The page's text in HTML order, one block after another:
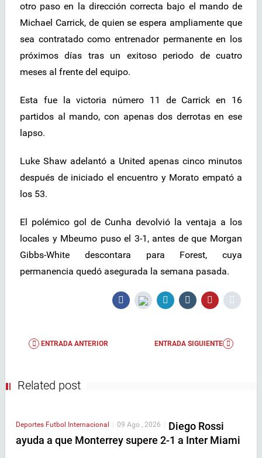
otro paso en la dirección correcta bajo el mando de
Michael Carrick, de quien se espera ampliamente que
sea contratado como entrenador permanente en los
próximos días tras un exitoso periodo de cuatro
meses al frente del equipo.
Esta fue la victoria número 11 de Carrick en 16
partidos al mando, con apenas dos derrotas en ese
lapso.
Luke Shaw adelantó a United apenas cinco minutos
después de iniciado el encuentro y Morato empató a
los 53.
El polémico gol de Cunha devolvió la ventaja a los
locales y Mbeumo puso el 3-1, antes de que Morgan
Gibbs-White descontara para Forest, cuya
permanencia quedó asegurada la semana pasada.
ENTRADA ANTERIOR ENTRADA SIGUIENTE
Related post
Deportes Futbol Internacional 09 Ago , 2026
Diego Rossi
ayuda a que Monterrey supere 2-1 a Inter Miami